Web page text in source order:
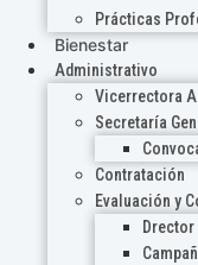
Prácticas
Bienestar
Administrativo
Vicerrectora
Secretaría
Contratación
Evaluación y
Drector